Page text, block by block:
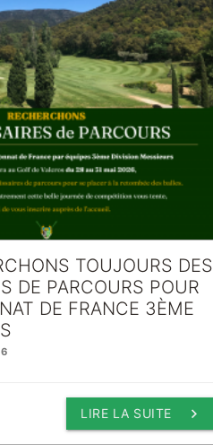
TOUJOURS DES
DE PARCOURS POUR
DE FRANCE 3ÈME
keyboard_arrow_right
LIRE LA SUITE